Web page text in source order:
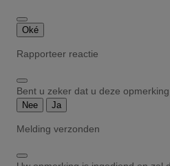
Oké
Rapporteer reactie
Bent u zeker dat u deze
Nee Ja
Melding verzonden